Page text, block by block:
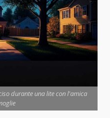
durante una lite con l'amica